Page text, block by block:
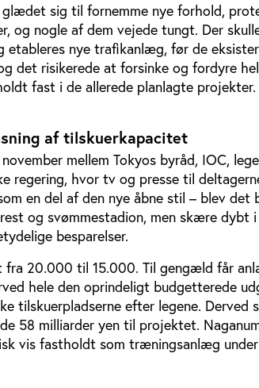
sig til fornemme nye forhold,
og nogle af dem vejede tungt. Der
etableres nye trafikanlæg, før de
det risikerede at forsinke og fordyre
fast i de allerede planlagte projekter.
af tilskuerkapacitet
mellem Tokyos byråd, IOC,
regering, hvor tv og presse til
en del af den nye åbne stil – blev det
og svømmestadion, men skære dybt i
besparelser.
fra 20.000 til 15.000. Til gengæld får
hele den oprindeligt budgetterede
tilskuerpladserne efter legene. Derved
58 milliarder yen til projektet.
vis fastholdt som træningsanlæg under